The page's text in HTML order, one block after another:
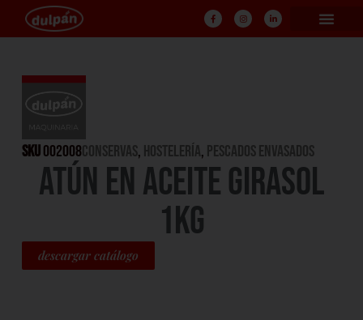
SKU002008CONSERVAS, HOSTELERÍA, Pescados Envasados
ATÚN EN ACEITE GIRASOL
1KG
descargar catálogo